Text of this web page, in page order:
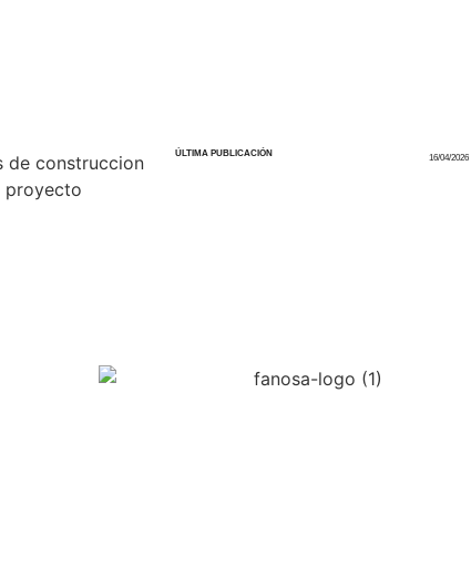
ÚLTIMA PUBLICACIÓN 16/04/2026